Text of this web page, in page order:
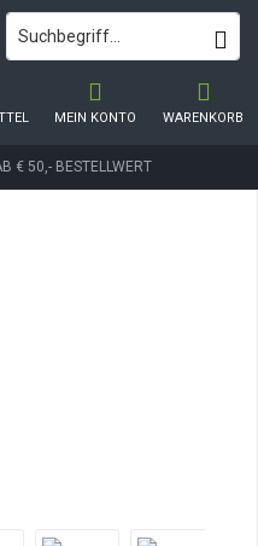
€ 50,- BESTELLWERT
WARENKORB
MEIN KONTO